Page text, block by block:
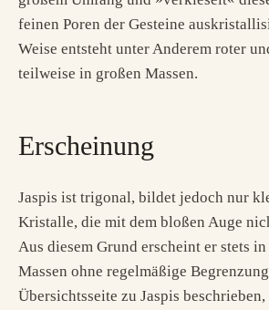
feinen Poren der Gesteine
Weise entsteht unter Anderem roter
teilweise in großen Massen.
Erscheinung
Jaspis ist trigonal, bildet jedoch nur
Kristalle, die mit dem bloßen Auge
Aus diesem Grund erscheint er stets
Massen ohne regelmäßige
Übersichtsseite zu Jaspis beschrieben,